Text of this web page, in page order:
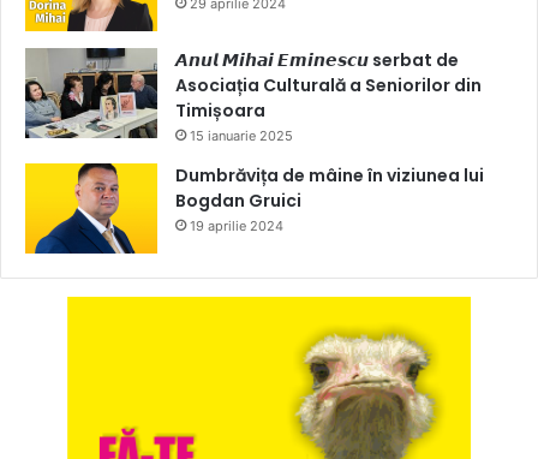
29 aprilie 2024
𝘼𝙣𝙪𝙡 𝙈𝙞𝙝𝙖𝙞 𝙀𝙢𝙞𝙣𝙚𝙨𝙘𝙪 serbat de
Asociația Culturală a Seniorilor din
Timișoara
15 ianuarie 2025
Dumbrăvița de mâine în viziunea lui
Bogdan Gruici
19 aprilie 2024